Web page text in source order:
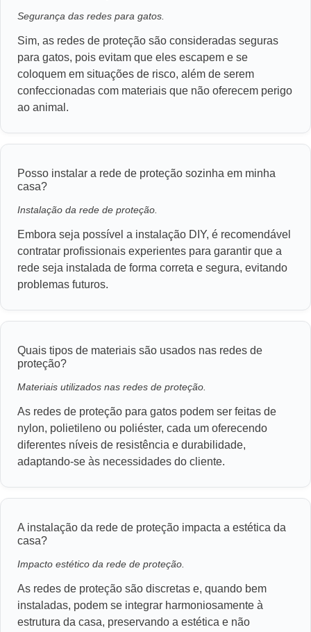
Segurança das redes para gatos.
Sim, as redes de proteção são consideradas seguras
para gatos, pois evitam que eles escapem e se
coloquem em situações de risco, além de serem
confeccionadas com materiais que não oferecem perigo
ao animal.
Posso instalar a rede de proteção sozinha em minha
casa?
Instalação da rede de proteção.
Embora seja possível a instalação DIY, é recomendável
contratar profissionais experientes para garantir que a
rede seja instalada de forma correta e segura, evitando
problemas futuros.
Quais tipos de materiais são usados nas redes de
proteção?
Materiais utilizados nas redes de proteção.
As redes de proteção para gatos podem ser feitas de
nylon, polietileno ou poliéster, cada um oferecendo
diferentes níveis de resistência e durabilidade,
adaptando-se às necessidades do cliente.
A instalação da rede de proteção impacta a estética da
casa?
Impacto estético da rede de proteção.
As redes de proteção são discretas e, quando bem
instaladas, podem se integrar harmoniosamente à
estrutura da casa, preservando a estética e não